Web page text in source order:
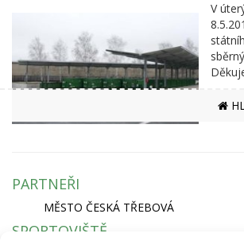
V
PARTNEŘI
MĚSTO ČESKÁ TŘEBOVÁ
SPORTOVIŠTĚ